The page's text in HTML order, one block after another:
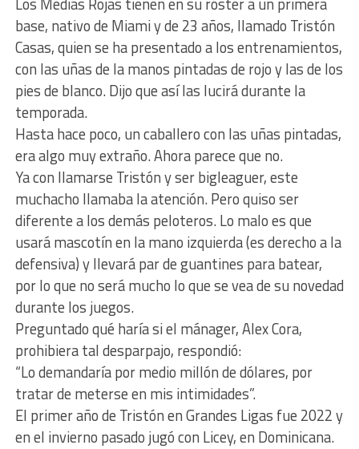
base, nativo de Miami y de 23 años, llamado Tristón
Casas, quien se ha presentado a los entrenamientos,
con las uñas de la manos pintadas de rojo y las de los
pies de blanco. Dijo que así las lucirá durante la
temporada.
Hasta hace poco, un caballero con las uñas pintadas,
era algo muy extraño. Ahora parece que no.
Ya con llamarse Tristón y ser bigleaguer, este
muchacho llamaba la atención. Pero quiso ser
diferente a los demás peloteros. Lo malo es que
usará mascotín en la mano izquierda (es derecho a la
defensiva) y llevará par de guantines para batear,
por lo que no será mucho lo que se vea de su novedad
durante los juegos.
Preguntado qué haría si el mánager, Alex Cora,
prohibiera tal desparpajo, respondió:
“Lo demandaría por medio millón de dólares, por
tratar de meterse en mis intimidades”.
El primer año de Tristón en Grandes Ligas fue 2022 y
en el invierno pasado jugó con Licey, en Dominicana.